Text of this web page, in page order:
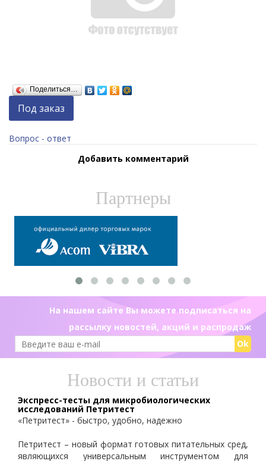
Поделиться…
Под заказ
Вопрос - ответ
Добавить комментарий
Партнеры
На нашем сайте Вы можете подписаться на
рассылку новостей, акций и распродаж
Ok
Новости и статьи
Экспресс-тесты для микробиологических
исследований Петритест
«Петритест» - быстро, удобно, надежно
Петритест – новый формат готовых питательных сред,
являющихся универсальным инструментом для